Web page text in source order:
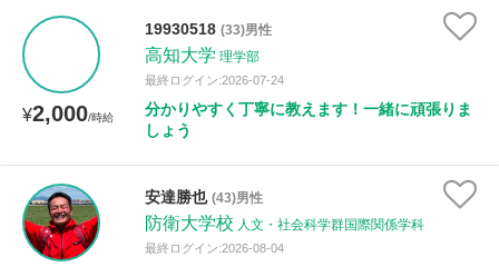
¥2,000/時給
19930518 (33)男性
高知大学 理学部
最終ログイン:2026-07-24
分かりやすく丁寧に教えます！一緒に頑張りま
しょう
安達勝也 (43)男性
防衛大学校 人文・社会科学群国際関係学科
最終ログイン:2026-08-04